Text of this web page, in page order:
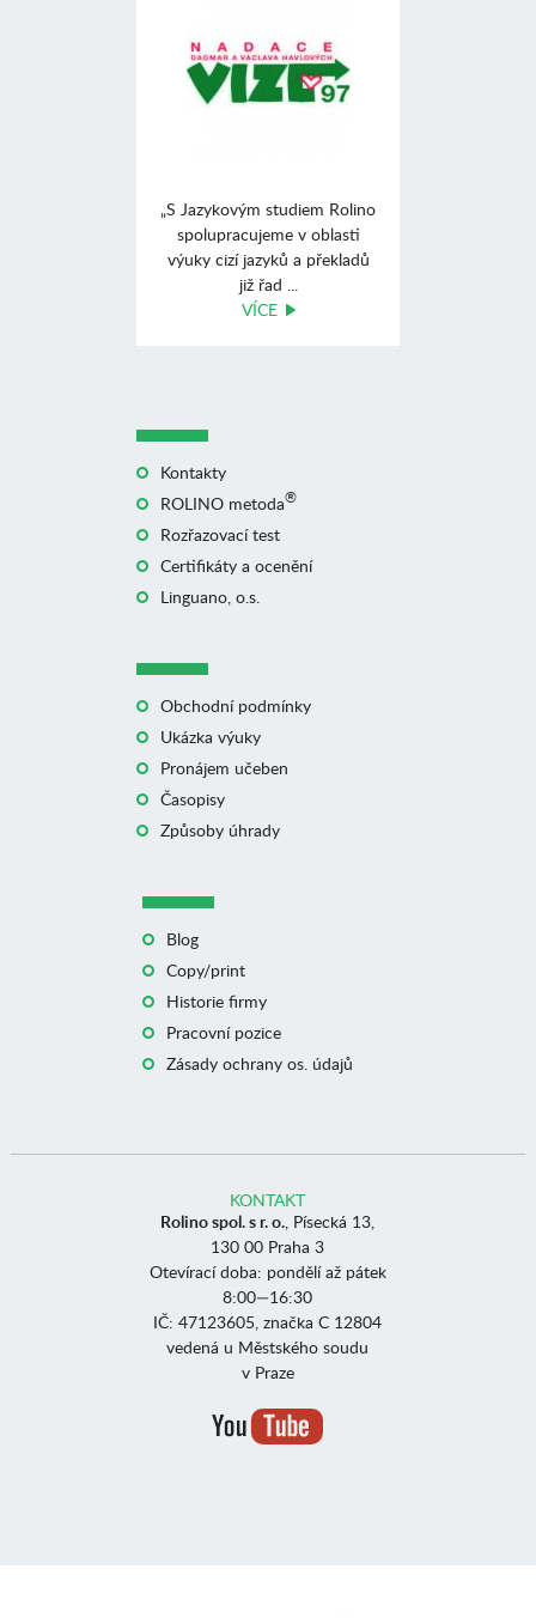
„S Jazykovým studiem Rolino
spolupracujeme v oblasti
výuky cizí jazyků a překladů
již řad ...
VÍCE
Kontakty
ROLINO metoda®
Rozřazovací test
Certifikáty a ocenění
Linguano, o.s.
Obchodní podmínky
Ukázka výuky
Pronájem učeben
Časopisy
Způsoby úhrady
Blog
Copy/print
Historie firmy
Pracovní pozice
Zásady ochrany os. údajů
KONTAKT
Rolino spol. s r. o., Písecká 13,
130 00 Praha 3
Otevírací doba: pondělí až pátek
8:00—16:30
IČ: 47123605, značka C 12804
vedená u Městského soudu
v Praze